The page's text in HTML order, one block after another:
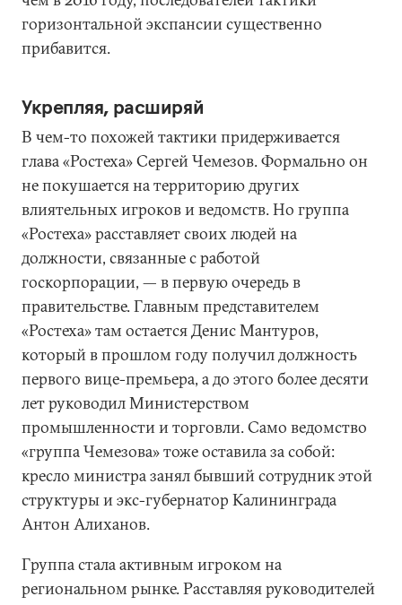
горизонтальной экспансии существенно
прибавится.
Укрепляя, расширяй
В чем-то похожей тактики придерживается
глава «Ростеха» Сергей Чемезов. Формально он
не покушается на территорию других
влиятельных игроков и ведомств. Но группа
«Ростеха» расставляет своих людей на
должности, связанные с работой
госкорпорации, — в первую очередь в
правительстве. Главным представителем
«Ростеха» там остается Денис Мантуров,
который в прошлом году получил должность
первого вице-премьера, а до этого более десяти
лет руководил Министерством
промышленности и торговли. Само ведомство
«группа Чемезова» тоже оставила за собой:
кресло министра занял бывший сотрудник этой
структуры и экс-губернатор Калининграда
Антон Алиханов.
Группа стала активным игроком на
региональном рынке. Расставляя руководителей